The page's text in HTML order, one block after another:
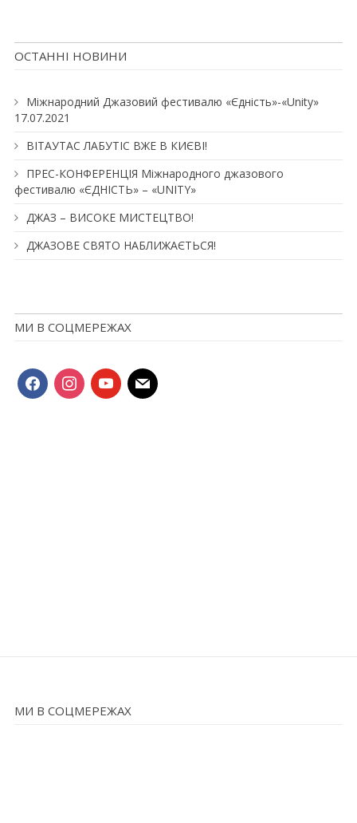
ОСТАННІ НОВИНИ
Міжнародний Джазовий фестивалю «Єдність»-«Unity»
17.07.2021
ВІТАУТАС ЛАБУТІС ВЖЕ В КИЄВІ!
ПРЕС-КОНФЕРЕНЦІЯ Міжнародного джазового
фестивалю «ЄДНІСТЬ» – «UNITY»
ДЖАЗ – ВИСОКЕ МИСТЕЦТВО!
ДЖАЗОВЕ СВЯТО НАБЛИЖАЄТЬСЯ!
МИ В СОЦМЕРЕЖАХ
facebookinstagramyoutubemail
МИ В СОЦМЕРЕЖАХ